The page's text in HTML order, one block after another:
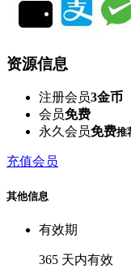
资源信息
注册会员3金币
会员免费
永久会员免费推
充值会员
其他信息
有效期
365 天内有效